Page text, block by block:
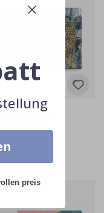
Blätter
preis